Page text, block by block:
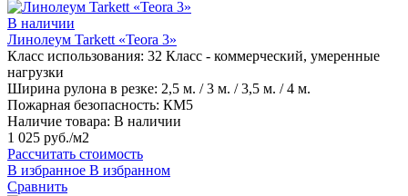
В наличии
Линолеум Tarkett «Teora 3»
Класс использования: 32 Класс - коммерческий, умеренные
нагрузки
Ширина рулона в резке: 2,5 м. / 3 м. / 3,5 м. / 4 м.
Пожарная безопасность: КМ5
Наличие товара: В наличии
1 025 руб./м2
Рассчитать стоимость
В избранное В избранном
Сравнить